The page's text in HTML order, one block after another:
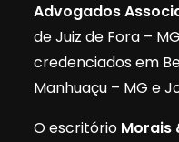
Advogados
de Juiz de Fora –
credenciados em
Manhuaçu – MG e
O escritório Morais